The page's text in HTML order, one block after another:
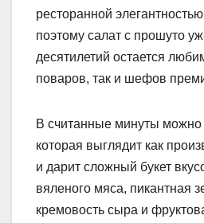
ресторанной
поэтому салат с прошуто
десятилетий остается
поваров, так и шефов
В считанные минуты можно
которая выглядит как
и дарит сложный букет
вяленого мяса, пикантная
кремовость сыра и